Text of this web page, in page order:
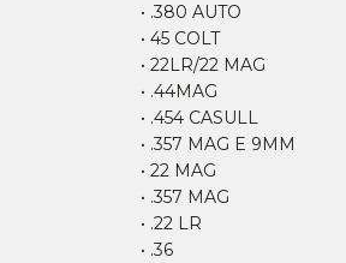
• .380 AUTO
• 45 COLT
• 22LR/22 MAG
• .44MAG
• .454 CASULL
• .357 MAG E 9MM
• 22 MAG
• .357 MAG
• .22 LR
• .36